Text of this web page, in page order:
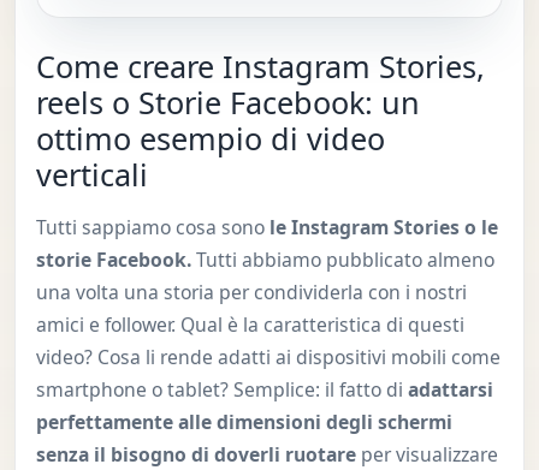
Come creare Instagram Stories,
reels o Storie Facebook: un
ottimo esempio di video
verticali
Tutti sappiamo cosa sono le Instagram Stories o le
storie Facebook.Tutti abbiamo pubblicato almeno
una volta una storia per condividerla con i nostri
amici e follower. Qual è la caratteristica di questi
video? Cosa li rende adatti ai dispositivi mobili come
smartphone o tablet? Semplice: il fatto di adattarsi
perfettamente alle dimensioni degli schermi
senza il bisogno di doverli ruotareper visualizzare